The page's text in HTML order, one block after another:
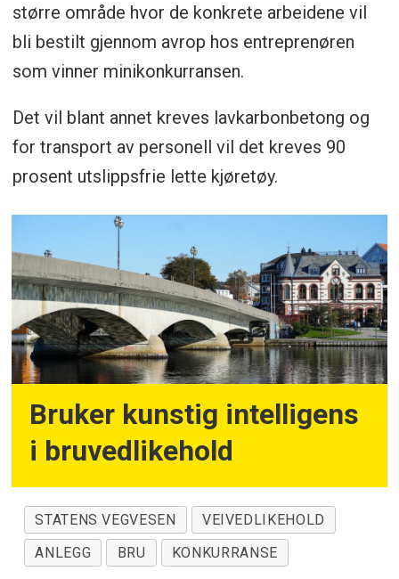
større område hvor de konkrete arbeidene vil
bli bestilt gjennom avrop hos entreprenøren
som vinner minikonkurransen.
Det vil blant annet kreves lavkarbonbetong og
for transport av personell vil det kreves 90
prosent utslippsfrie lette kjøretøy.
Bruker kunstig intelligens
i bruvedlikehold
STATENS VEGVESEN
VEIVEDLIKEHOLD
ANLEGG
BRU KONKURRANSE